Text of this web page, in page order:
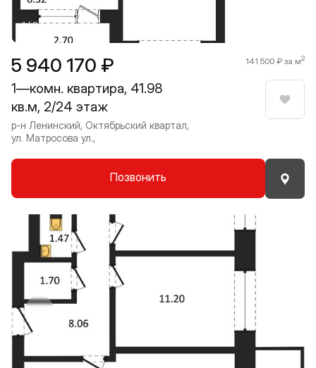
5 940 170 ₽ 141 500 ₽ за м2
1—комн. квартира, 41.98
кв.м, 2/24 этаж
р-н Ленинский, Октябрьский квартал,
ул. Матросова ул.,
Позвонить
1 / 8